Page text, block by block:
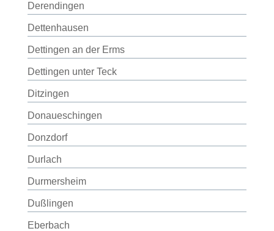
Derendingen
Dettenhausen
Dettingen an der Erms
Dettingen unter Teck
Ditzingen
Donaueschingen
Donzdorf
Durlach
Durmersheim
Dußlingen
Eberbach